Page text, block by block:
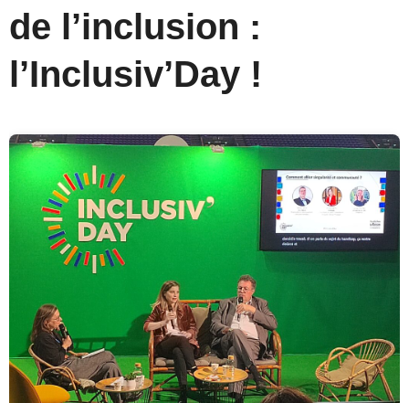
de l’inclusion :
l’Inclusiv’Day !